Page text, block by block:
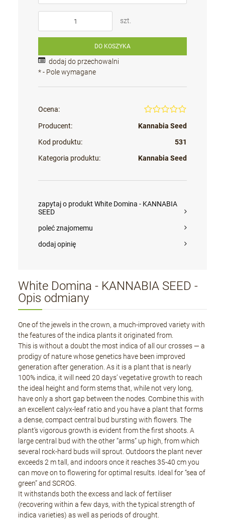
szt.
DO KOSZYKA
dodaj do przechowalni
*- Pole wymagane
Ocena:
Producent:
Kannabia Seed
Kod produktu:
531
Kategoria produktu:
Kannabia Seed
zapytaj o produkt White Domina - KANNABIA
SEED
poleć znajomemu
dodaj opinię
White Domina - KANNABIA SEED -
Opis odmiany
One of the jewels in the crown, a much-improved variety with
the features of the indica plants it originated from.
This is without a doubt the most indica of all our crosses — a
prodigy of nature whose genetics have been improved
generation after generation. As it is a plant that is nearly
100% indica, it will need 20 days’ vegetative growth to reach
the ideal height and form stems that, while not very long,
have only a short gap between the nodes. Combine this with
an excellent calyx-leaf ratio and you have a plant that forms
a dense, compact central bud bursting with flowers. The
plant’s vigorous growth is evident from the first shoots. A
large central bud with the other “arms” up high, from which
several rock-hard buds will sprout. Outdoors the plant never
exceeds 2 m tall, and indoors once it reaches 35-40 cm you
can move on to flowering for optimal results. Ideal for “sea of
green” and SCROG.
It withstands both the excess and lack of fertiliser
(recovering within a few days, with the typical strength of
indica varieties) as well as periods of drought.